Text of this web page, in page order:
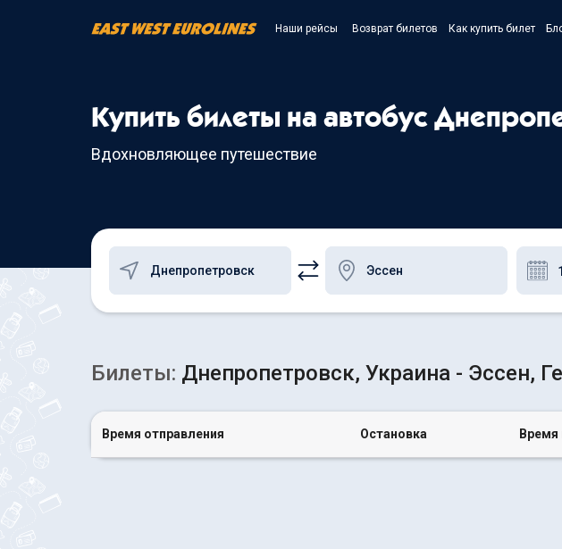
Наши рейсы Возврат билетов Как купить билет
Купить билеты на автобус
Вдохновляющее путешествие
Билеты: Днепропетровск, Украина - Эссен,
Время отправления Остановка Время